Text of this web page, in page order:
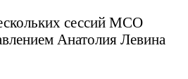
сессий МСО
Анатолия Левина